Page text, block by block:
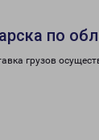
по
грузов